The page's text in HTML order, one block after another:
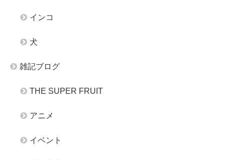
インコ
犬
雑記ブログ
THE SUPER FRUIT
アニメ
イベント